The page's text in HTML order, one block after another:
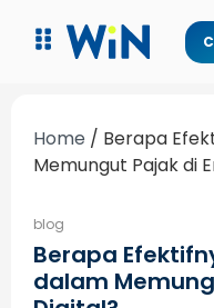
Home / Berapa
Memungut Pajak di
blog
Berapa
dalam